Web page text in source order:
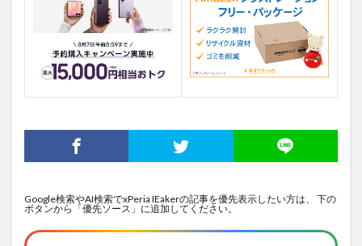
Google検索やAI検索でxPeria IEakerの記事を優先表示したい方は、 下の
ボタンから「優先ソース」に追加してください。